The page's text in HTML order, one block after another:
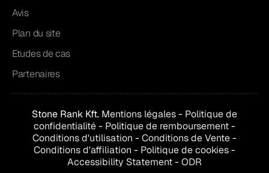
Avis
Plan du site
Etudes de cas
Partenaires
Stone Rank Kft. Mentions légales- Politique de
confidentialité- Politique de remboursement-
Conditions d'utilisation - Conditions deVente-
Conditions d'affiliation - Politique de cookies-
Accessibility Statement- ODR